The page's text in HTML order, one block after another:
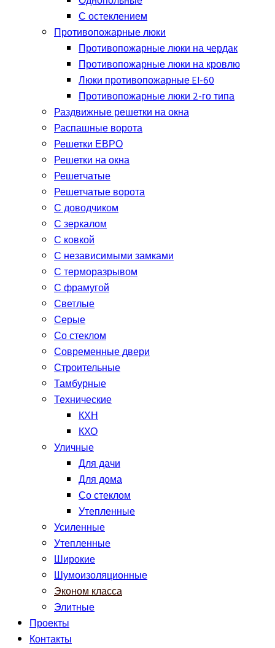
С остеклением
Противопожарные люки
Противопожарные люки на чердак
Противопожарные люки на кровлю
Люки противопожарные EI-60
Противопожарные люки 2-го типа
Раздвижные решетки на окна
Распашные ворота
Решетки ЕВРО
Решетки на окна
Решетчатые
Решетчатые ворота
С доводчиком
С зеркалом
С ковкой
С независимыми замками
С терморазрывом
С фрамугой
Светлые
Серые
Со стеклом
Современные двери
Строительные
Тамбурные
Технические
КХН
КХО
Уличные
Для дачи
Для дома
Со стеклом
Утепленные
Усиленные
Утепленные
Широкие
Шумоизоляционные
Эконом класса
Элитные
Проекты
Контакты